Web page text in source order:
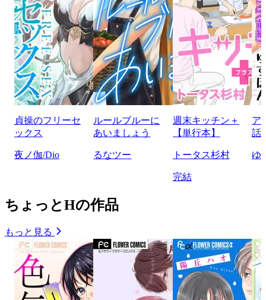
貞操のフリーセ
ックス
夜ノ伽/Dio
ルールブルーに
あいましょう
るなツー
週末キッチン＋
【単行本】
トータス杉村
完結
ア
話
ゆ
ちょっとHの作品
もっと見る